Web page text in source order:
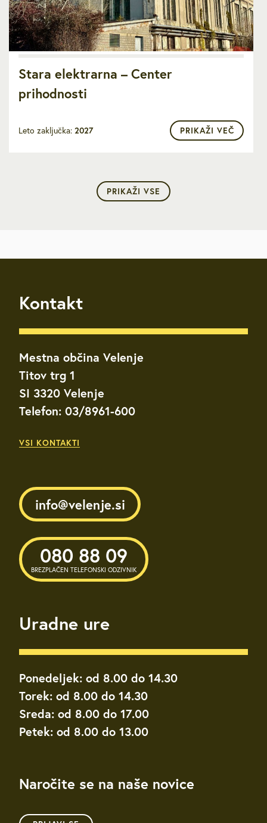
Stara elektrarna – Center
prihodnosti
Leto zaključka: 2027 PRIKAŽI VEČ
PRIKAŽI VSE
Kontakt
Mestna občina Velenje
Titov trg 1
SI 3320 Velenje
Telefon: 03/8961-600
VSI KONTAKTI
info@velenje.si
080 88 09
BREZPLAČEN TELEFONSKI ODZIVNIK
Uradne ure
Ponedeljek: od 8.00 do 14.30
Torek: od 8.00 do 14.30
Sreda: od 8.00 do 17.00
Petek: od 8.00 do 13.00
Naročite se na naše novice